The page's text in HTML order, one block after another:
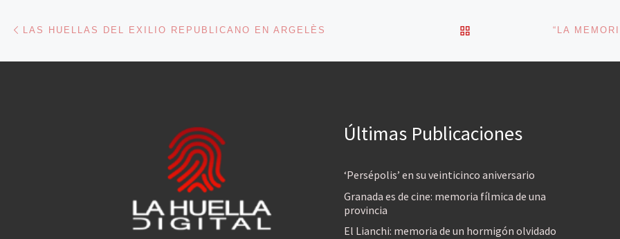
Navegación de entradas
LAS HUELLAS DEL EXILIO REPUBLICANO EN ARGELÈS VOLVER A LA LISTA DE
Últimas Publicaciones
‘Persépolis’ en su veinticinco aniversario
Granada es de cine: memoria fílmica de una
provincia
El Lianchi: memoria de un hormigón olvidado